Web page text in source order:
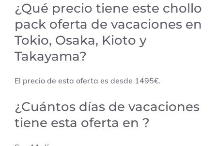
¿Qué precio tiene este chollo
pack oferta de vacaciones en
Tokio, Osaka, Kioto y
Takayama?
El precio de esta oferta es desde 1495€.
¿Cuántos días de vacaciones
tiene esta oferta en ?